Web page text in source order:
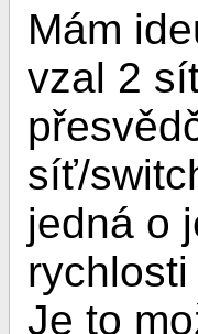
Mám
vzal 2
síť/
jedná o
Je to